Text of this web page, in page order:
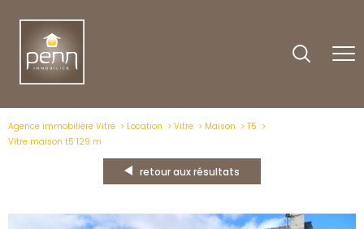
Agence immobilière Vitré Location Vitre Maison
T5
Vitre maison t5 129 m
retour aux résultats